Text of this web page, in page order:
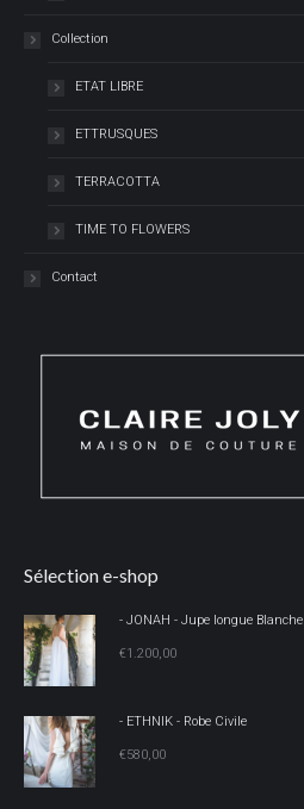
Collection
ETAT LIBRE
ETTRUSQUES
TERRACOTTA
TIME TO FLOWERS
Contact
Sélection e-shop
- JONAH - Jupe longue Blanche
€1.200,00
- ETHNIK - Robe Civile
€580,00